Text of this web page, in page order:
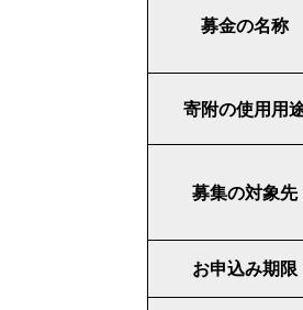
募金の名称
寄附の使用用
募集の対象先
お申込み期限